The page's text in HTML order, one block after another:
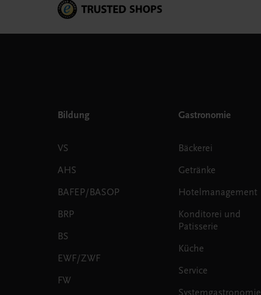
Bildung
VS
AHS
BAFEP/BASOP
BRP
BS
EWF/ZWF
FW
Gastronomie
Bäckerei
Getränke
Hotelmanagement
Konditorei und
Patisserie
Küche
Service
Systemgastronomie